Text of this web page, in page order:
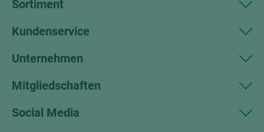
Sortiment
Kundenservice
Unternehmen
Mitgliedschaften
Social Media